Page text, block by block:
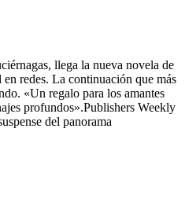
llega la nueva novela de
redes. La continuación que más
«Un regalo para los amantes
profundos».Publishers Weekly
del panorama